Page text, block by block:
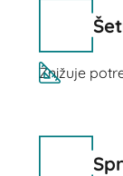
Znižuje